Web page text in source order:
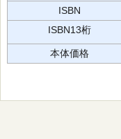
ISBN
ISBN13桁
本体価格